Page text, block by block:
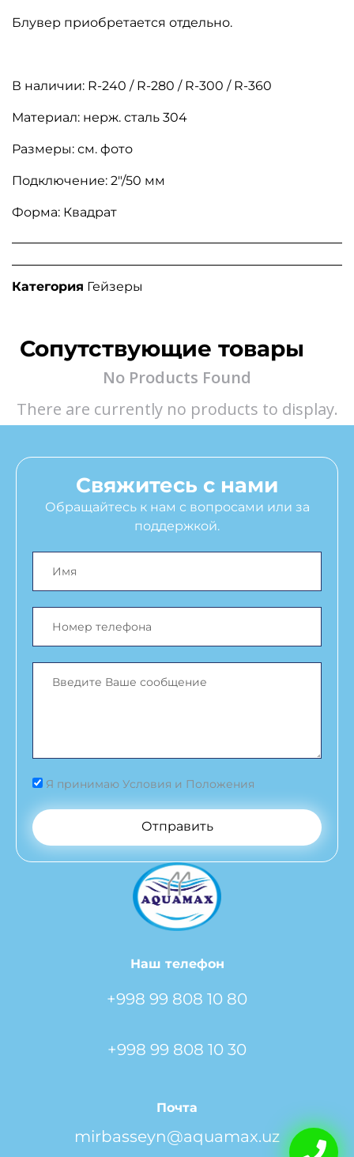
Блувер приобретается отдельно.
В наличии: R-240 / R-280 / R-300 / R-360
Материал: нерж. сталь 304
Размеры: см. фото
Подключение: 2″/50 мм
Форма: Квадрат
Категория Гейзеры
Сопутствующие товары
No Products Found
There are currently no products to display.
Свяжитесь с нами
Обращайтесь к нам с вопросами или за
поддержкой.
Я принимаю Условия и Положения
Отправить
Наш телефон
+998 99 808 10 80
+998 99 808 10 30
Почта
mirbasseyn@aquamax.uz